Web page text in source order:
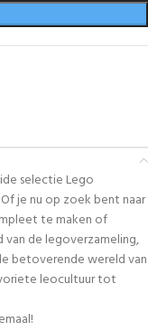
selectie Lego
je nu op zoek bent naar
te maken of
de legoverzameling,
betoverende wereld van
leocultuur tot